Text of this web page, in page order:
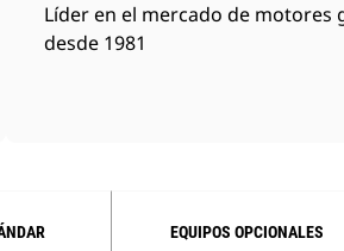
Líder en el mercado de motores
desde 1981
EQUIPOS OPCIONALES